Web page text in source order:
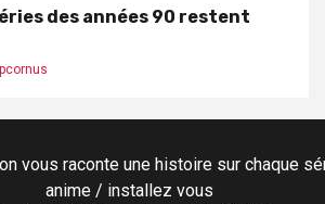
des années 90 restent
vous raconte une histoire sur chaque
anime / installez vous